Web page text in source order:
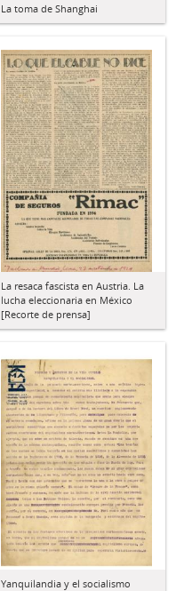
La toma de Shanghai
La resaca fascista en Austria. La
lucha eleccionaria en México
[Recorte de prensa]
Yanquilandia y el socialismo